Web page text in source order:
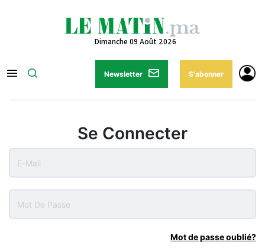
Dimanche 09 Août 2026
Newsletter S'abonner
Se Connecter
Mot de passe oublié?